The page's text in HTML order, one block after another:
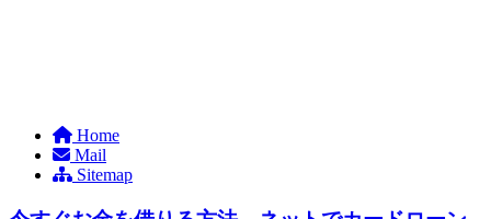
Home
Mail
Sitemap